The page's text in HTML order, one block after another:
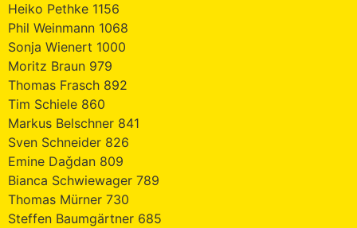
Heiko Pethke 1156
Phil Weinmann 1068
Sonja Wienert 1000
Moritz Braun 979
Thomas Frasch 892
Tim Schiele 860
Markus Belschner 841
Sven Schneider 826
Emine Daǧdan 809
Bianca Schwiewager 789
Thomas Mürner 730
Steffen Baumgärtner 685